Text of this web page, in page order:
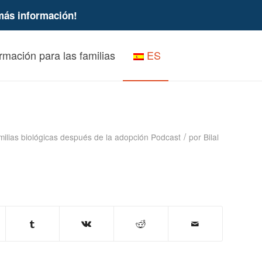
información!
para las familias ES
biológicas después de la adopción Podcast / por Bilal